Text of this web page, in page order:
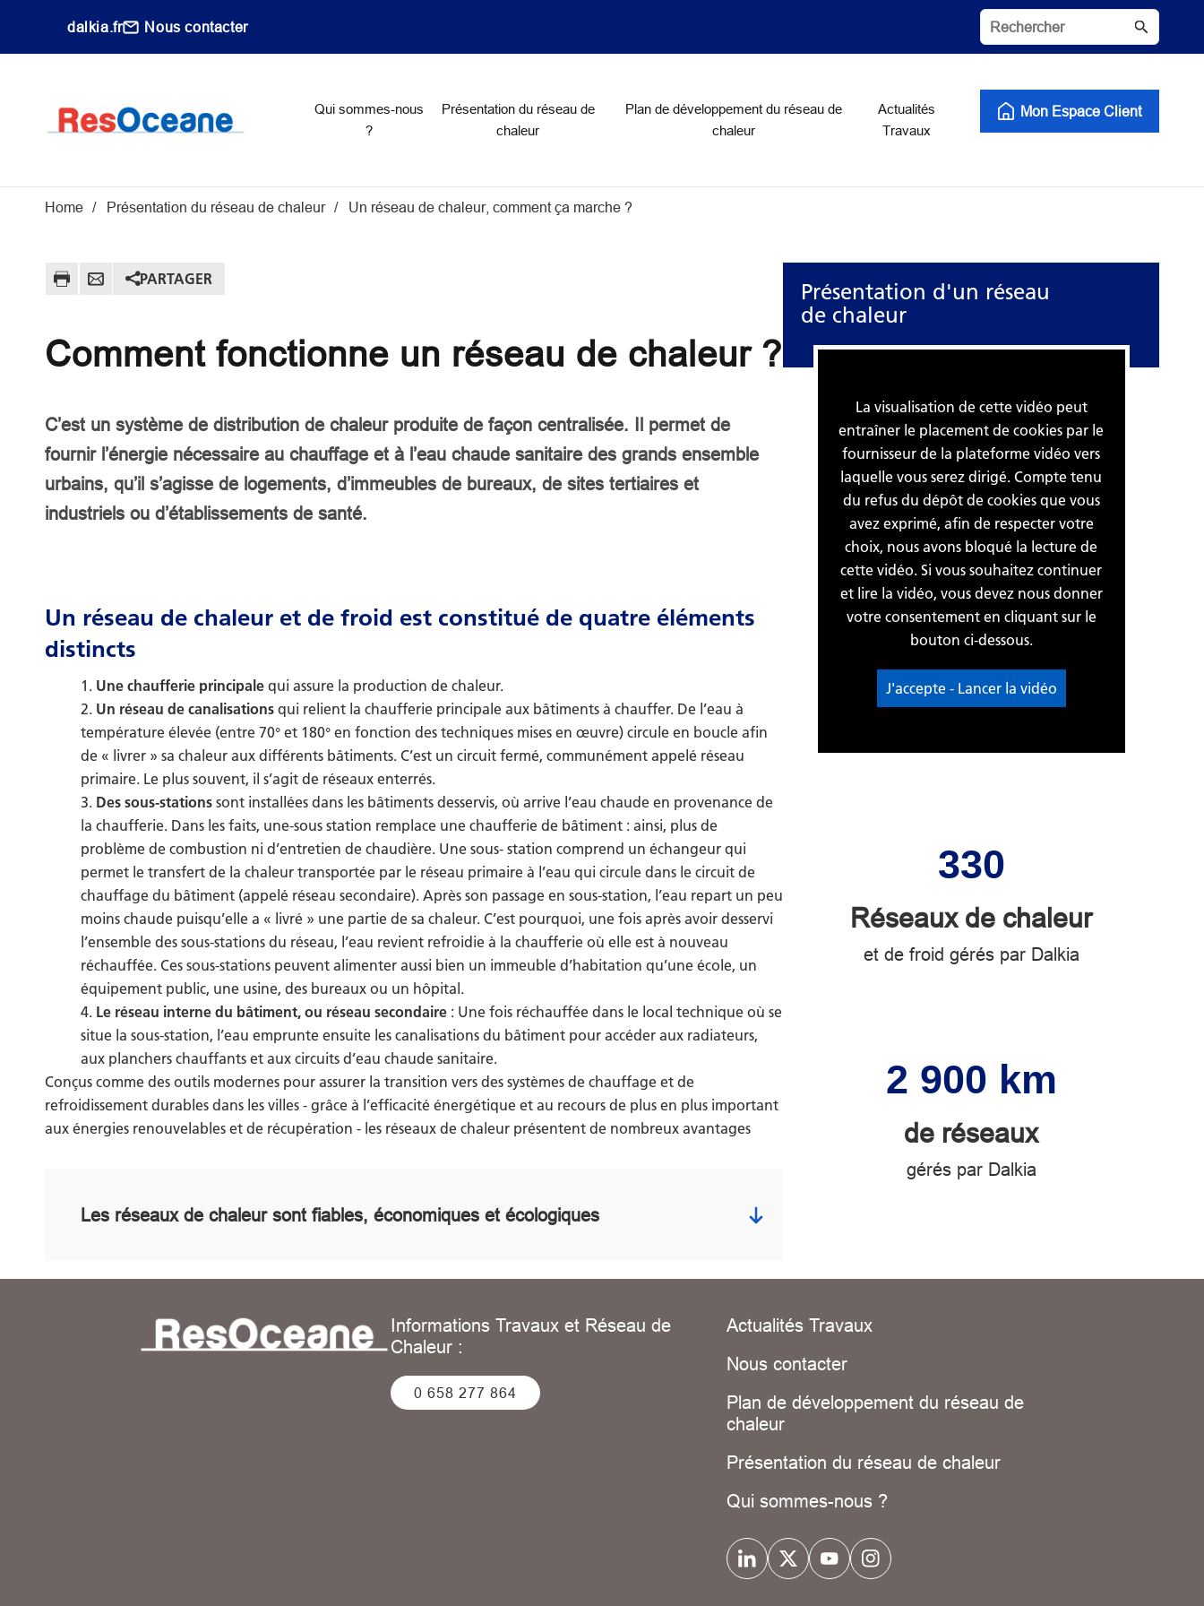
dalkia.fr Nous contacter
Qui sommes-nous
?
Présentation du réseau de
chaleur
Plan de développement du réseau de
chaleur
Actualités
Travaux
Mon Espace Client
Fil d'Ariane
Home Présentation du réseau de chaleur Un réseau de chaleur, comment ça marche ?
PARTAGER
Comment fonctionne un réseau de chaleur ?
C’est un système de distribution de chaleur produite de façon centralisée. Il permet de
fournir l’énergie nécessaire au chauffage et à l’eau chaude sanitaire des grands ensemble
urbains, qu’il s’agisse de logements, d’immeubles de bureaux, de sites tertiaires et
industriels ou d’établissements de santé.
Un réseau de chaleur et de froid est constitué de quatre éléments
distincts
Une chaufferie principale qui assure la production de chaleur.
Un réseau de canalisations qui relient la chaufferie principale aux bâtiments à chauffer. De l’eau à
température élevée (entre 70° et 180° en fonction des techniques mises en œuvre) circule en boucle afin
de « livrer » sa chaleur aux différents bâtiments. C’est un circuit fermé, communément appelé réseau
primaire. Le plus souvent, il s’agit de réseaux enterrés.
Des sous-stations sont installées dans les bâtiments desservis, où arrive l’eau chaude en provenance de
la chaufferie. Dans les faits, une-sous station remplace une chaufferie de bâtiment : ainsi, plus de
problème de combustion ni d’entretien de chaudière. Une sous- station comprend un échangeur qui
permet le transfert de la chaleur transportée par le réseau primaire à l’eau qui circule dans le circuit de
chauffage du bâtiment (appelé réseau secondaire). Après son passage en sous-station, l’eau repart un peu
moins chaude puisqu’elle a « livré » une partie de sa chaleur. C’est pourquoi, une fois après avoir desservi
l’ensemble des sous-stations du réseau, l’eau revient refroidie à la chaufferie où elle est à nouveau
réchauffée. Ces sous-stations peuvent alimenter aussi bien un immeuble d’habitation qu’une école, un
équipement public, une usine, des bureaux ou un hôpital.
Le réseau interne du bâtiment, ou réseau secondaire : Une fois réchauffée dans le local technique où se
situe la sous-station, l’eau emprunte ensuite les canalisations du bâtiment pour accéder aux radiateurs,
aux planchers chauffants et aux circuits d’eau chaude sanitaire.
Conçus comme des outils modernes pour assurer la transition vers des systèmes de chauffage et de
refroidissement durables dans les villes - grâce à l’efficacité énergétique et au recours de plus en plus important
aux énergies renouvelables et de récupération - les réseaux de chaleur présentent de nombreux avantages
Les réseaux de chaleur sont fiables, économiques et écologiques
Présentation d'un réseau
de chaleur
La visualisation de cette vidéo peut
entraîner le placement de cookies par le
fournisseur de la plateforme vidéo vers
laquelle vous serez dirigé. Compte tenu
du refus du dépôt de cookies que vous
avez exprimé, afin de respecter votre
choix, nous avons bloqué la lecture de
cette vidéo. Si vous souhaitez continuer
et lire la vidéo, vous devez nous donner
votre consentement en cliquant sur le
bouton ci-dessous.
J'accepte - Lancer la vidéo
330
Réseaux de chaleur
et de froid gérés par Dalkia
2 900 km
de réseaux
gérés par Dalkia
Informations Travaux et Réseau de
Chaleur :
0 658 277 864
Actualités Travaux
Nous contacter
Plan de développement du réseau de
chaleur
Présentation du réseau de chaleur
Qui sommes-nous ?